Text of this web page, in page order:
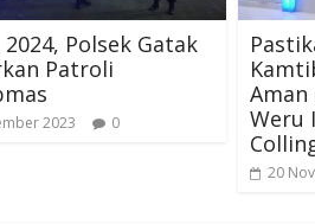
Polsek Gatak
Patroli
2023 0
Aman
Weru
20